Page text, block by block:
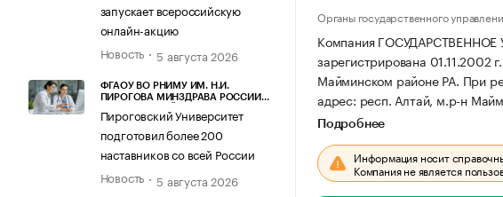
запускает всероссийскую
онлайн-акцию
Новость
5 августа 2026
ФГАОУ ВО РНИМУ ИМ. Н.И.
ПИРОГОВА МИНЗДРАВА РОССИИ
Пироговский Университет
подготовил более 200
наставников со всей России
Новость
5 августа 2026
Органы государственного
Компания
зарегистрирована 01.11.2002
Майминском районе РА. При
адрес: респ. Алтай, м.р-н
Подробнее
Информация носит
Компания не является